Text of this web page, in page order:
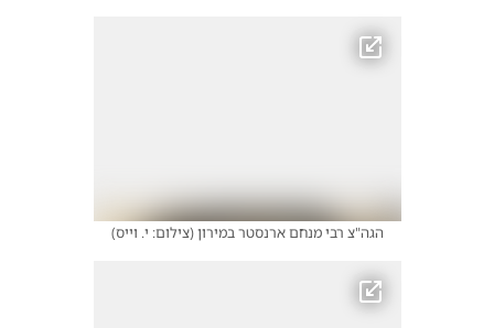
הגה"צ רבי מנחם ארנסטר במירון(צילום: י. וייס)